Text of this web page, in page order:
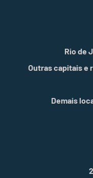
Rio de
Outras capitais e
Demais